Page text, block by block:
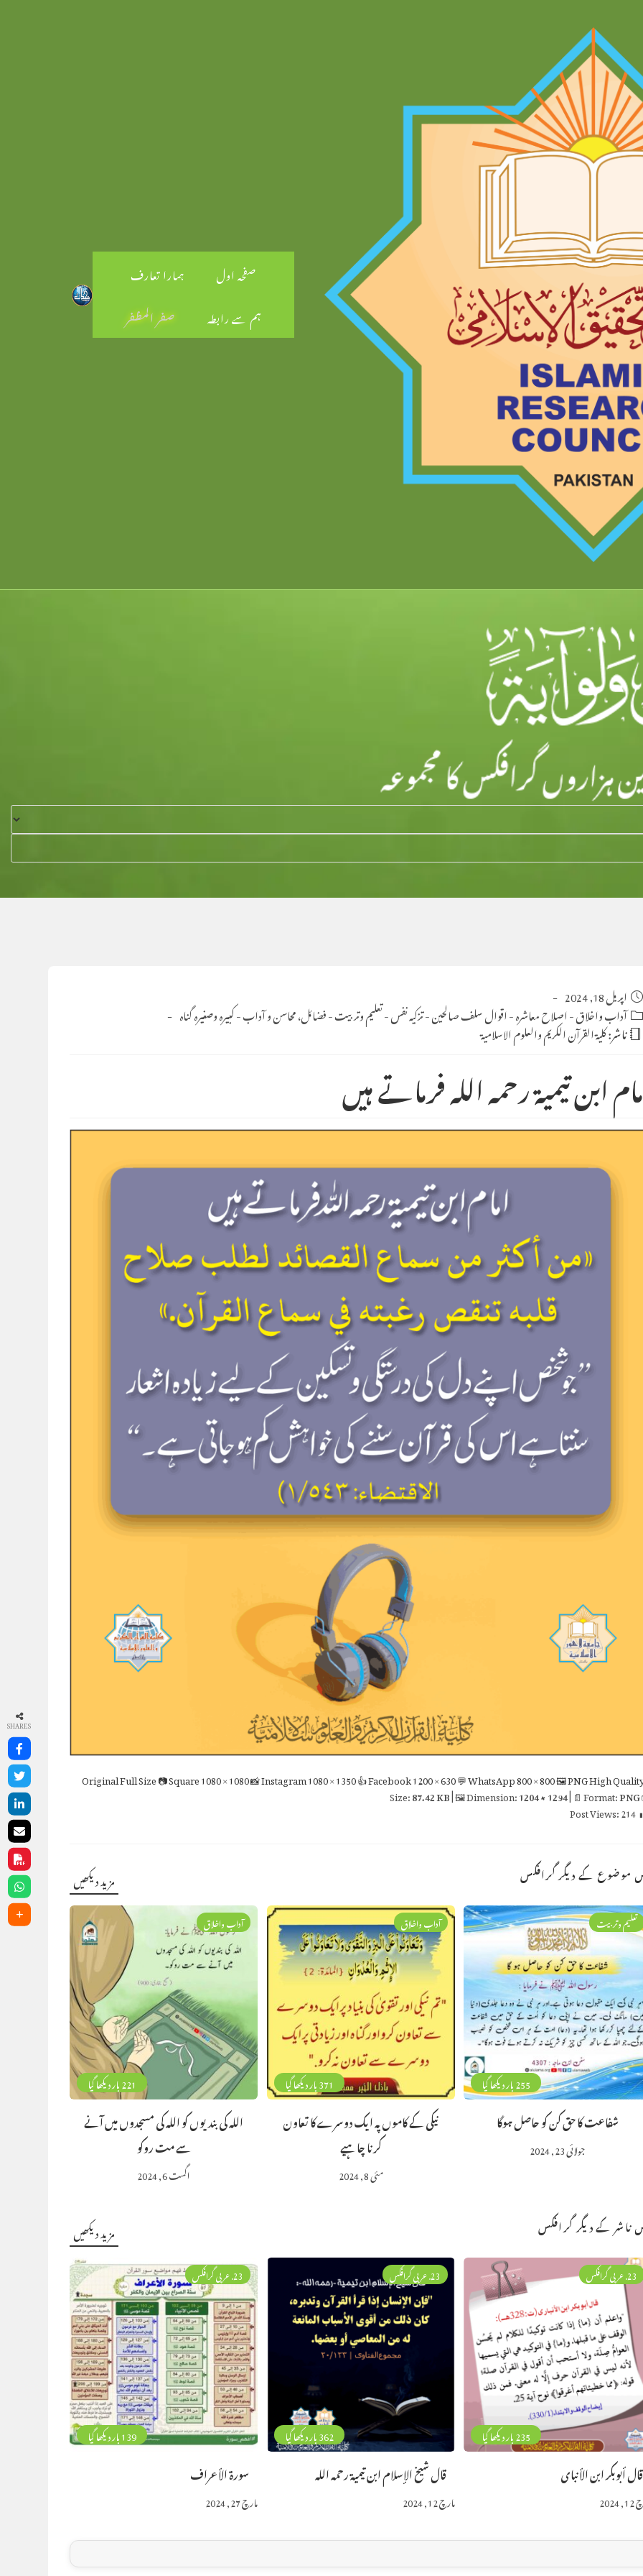
صفحہ اول
ہمارا تعارف
ہم سے رابطہ
صفر المظفر
Post
published:
اپریل 18, 2024
Post
category:
آداب واخلاق-اصلاح معاشرہ-اقوال سلف صالحین-تزکیہ نفس-تعلیم وتربیت-فضائل، محاسن و آداب-کبیرہ وصغیرہ گناہ
ناشر:كلية القرآن الكريم والعلوم الاسلامية
ابن تیمیۃ رحمہ اللہ فرماتے ہیں
Full Size📷 Square1080 × 1080📸 Instagram1080 × 1350👍 Facebook1200 × 630💬 WhatsApp800 × 800🖼 PNGHigh
87.42 KB| 🖼 Dimension:1204 × 1294| 📄 Format:PNG
Post Views:214
موضوع کے دیگر گرافکس مزید دیکھیں
221 بار دیکھا گیا
آداب واخلاق
اللہ کی بندیوں کو اللہ کی مسجدوں میں آنے
سے مت روکو
اگست 6, 2024
371 بار دیکھا گیا
آداب واخلاق
نیکی کے کاموں پہ ایک دوسرے کا تعاون
کرنا چاہیے
مئی 8, 2024
255 بار دیکھا گیا
تعلیم وتربیت
شفاعت کا حق کن کو حاصل ہوگا
جولائی 23, 2024
ناشر کے دیگر گرافکس مزید دیکھیں
139 بار دیکھا گیا
23. عربی گرافکس
سورة الأعراف
مارچ 27, 2024
362 بار دیکھا گیا
23. عربی گرافکس
قال شيخ الإسلام ابن تيمية رحمه الله
مارچ 12, 2024
235 بار دیکھا گیا
23. عربی گرافکس
قال أبوبكر ابن الأنباى
SHARES